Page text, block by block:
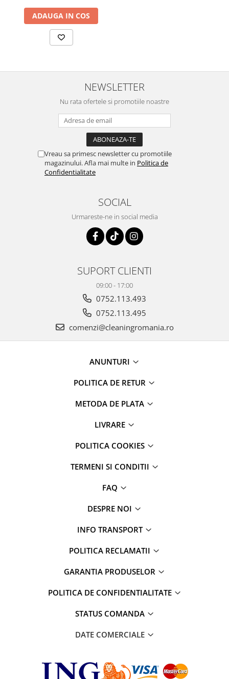
ADAUGA IN COS
NEWSLETTER
Nu rata ofertele si promotiile noastre
Vreau sa primesc newsletter cu promotiile
magazinului. Afla mai multe in Politica de
Confidentialitate
SOCIAL
Urmareste-ne in social media
SUPORT CLIENTI
09:00 - 17:00
0752.113.493
0752.113.495
comenzi@cleaningromania.ro
ANUNTURI
POLITICA DE RETUR
METODA DE PLATA
LIVRARE
POLITICA COOKIES
TERMENI SI CONDITII
FAQ
DESPRE NOI
INFO TRANSPORT
POLITICA RECLAMATII
GARANTIA PRODUSELOR
POLITICA DE CONFIDENTIALITATE
STATUS COMANDA
DATE COMERCIALE